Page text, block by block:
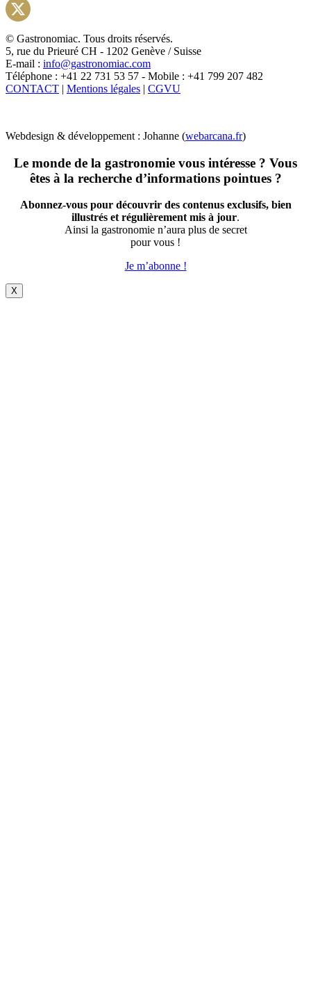
X
© Gastronomiac. Tous droits réservés.
5, rue du Prieuré CH - 1202 Genève / Suisse
E-mail : info@gastronomiac.com
Téléphone : +41 22 731 53 57 - Mobile : +41 799 207 482
CONTACT | Mentions légales | CGVU
Webdesign & développement : Johanne (webarcana.fr)
Le monde de la gastronomie vous intéresse ? Vous
êtes à la recherche d’informations pointues ?
Abonnez-vous pour découvrir des contenus exclusifs, bien
illustrés et régulièrement mis à jour.
Ainsi la gastronomie n’aura plus de secret
pour vous !
Je m’abonne !
X